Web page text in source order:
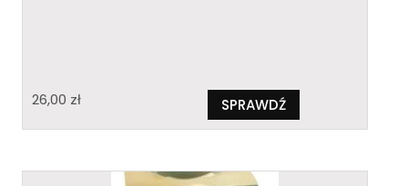
26,00 zł SPRAWDŹ